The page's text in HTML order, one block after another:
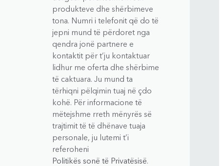
produkteve dhe shërbimeve
tona. Numri i telefonit që do të
jepni mund të përdoret nga
qendra jonë partnere e
kontaktit për t’ju kontaktuar
lidhur me oferta dhe shërbime
të caktuara. Ju mund ta
tërhiqni pëlqimin tuaj në çdo
kohë. Për informacione të
mëtejshme rreth mënyrës së
trajtimit të të dhënave tuaja
personale, ju lutemi t’i
referoheni
Politikës sonë të Privatësisë.